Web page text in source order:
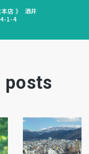
店 》
酒井
4-1-4
posts